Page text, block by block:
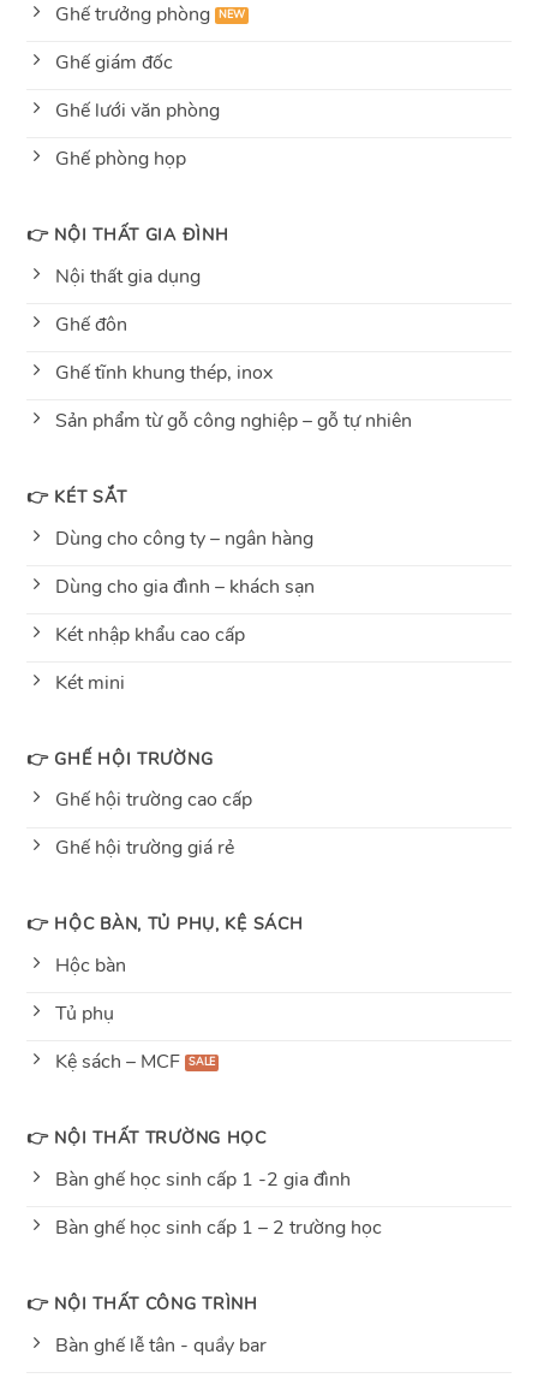
Ghế trưởng phòng
Ghế giám đốc
Ghế lưới văn phòng
Ghế phòng họp
👉 NỘI THẤT GIA ĐÌNH
Nội thất gia dụng
Ghế đôn
Ghế tĩnh khung thép, inox
Sản phẩm từ gỗ công nghiệp – gỗ tự nhiên
👉 KÉT SẮT
Dùng cho công ty – ngân hàng
Dùng cho gia đình – khách sạn
Két nhập khẩu cao cấp
Két mini
👉 GHẾ HỘI TRƯỜNG
Ghế hội trường cao cấp
Ghế hội trường giá rẻ
👉 HỘC BÀN, TỦ PHỤ, KỆ SÁCH
Hộc bàn
Tủ phụ
Kệ sách – MCF
👉 NỘI THẤT TRƯỜNG HỌC
Bàn ghế học sinh cấp 1 -2 gia đình
Bàn ghế học sinh cấp 1 – 2 trường học
👉 NỘI THẤT CÔNG TRÌNH
Bàn ghế lễ tân - quầy bar